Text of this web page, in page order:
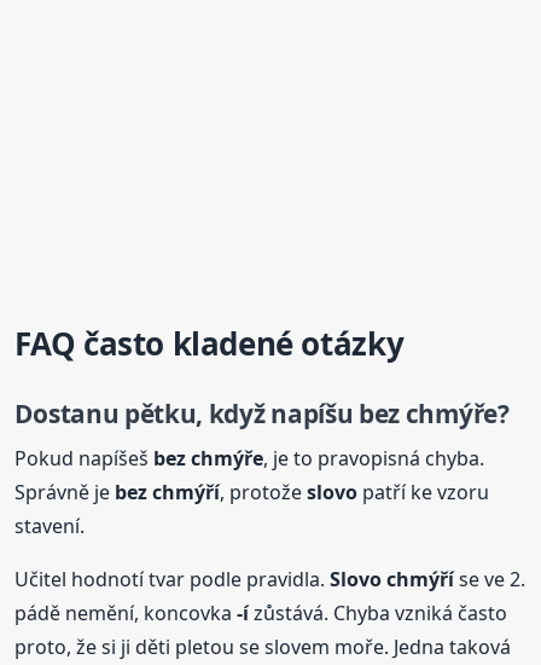
FAQ často kladené otázky
Dostanu pětku, když napíšu bez chmýře?
Pokud napíšeš bez chmýře, je to pravopisná chyba.
Správně je bez chmýří, protožeslovo patří ke vzoru
stavení.
Učitel hodnotí tvar podle pravidla.Slovo chmýříse ve 2.
pádě nemění, koncovka-ízůstává. Chyba vzniká často
proto, že si ji děti pletou se slovem moře. Jedna taková